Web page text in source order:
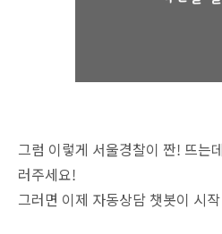
그럼 이렇게 서울경찰이 짠! 뜨는
러주세요!
그러면 이제 자동상담 챗봇이 시